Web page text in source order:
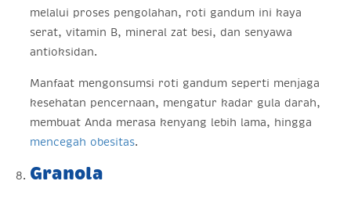
melalui proses pengolahan, roti gandum ini kaya
serat, vitamin B, mineral zat besi, dan senyawa
antioksidan.
Manfaat mengonsumsi roti gandum seperti menjaga
kesehatan pencernaan, mengatur kadar gula darah,
membuat Anda merasa kenyang lebih lama, hingga
mencegah obesitas.
Granola